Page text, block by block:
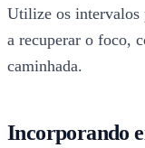
Utilize os intervalos
a recuperar o foco,
caminhada.
Incorporando